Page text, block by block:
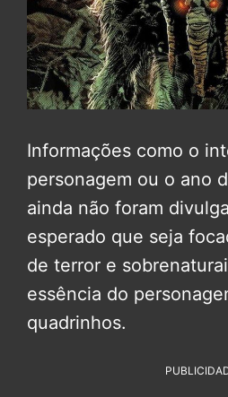
Informações como o
personagem ou o ano
ainda não foram
esperado que seja
de terror e
essência do
quadrinhos.